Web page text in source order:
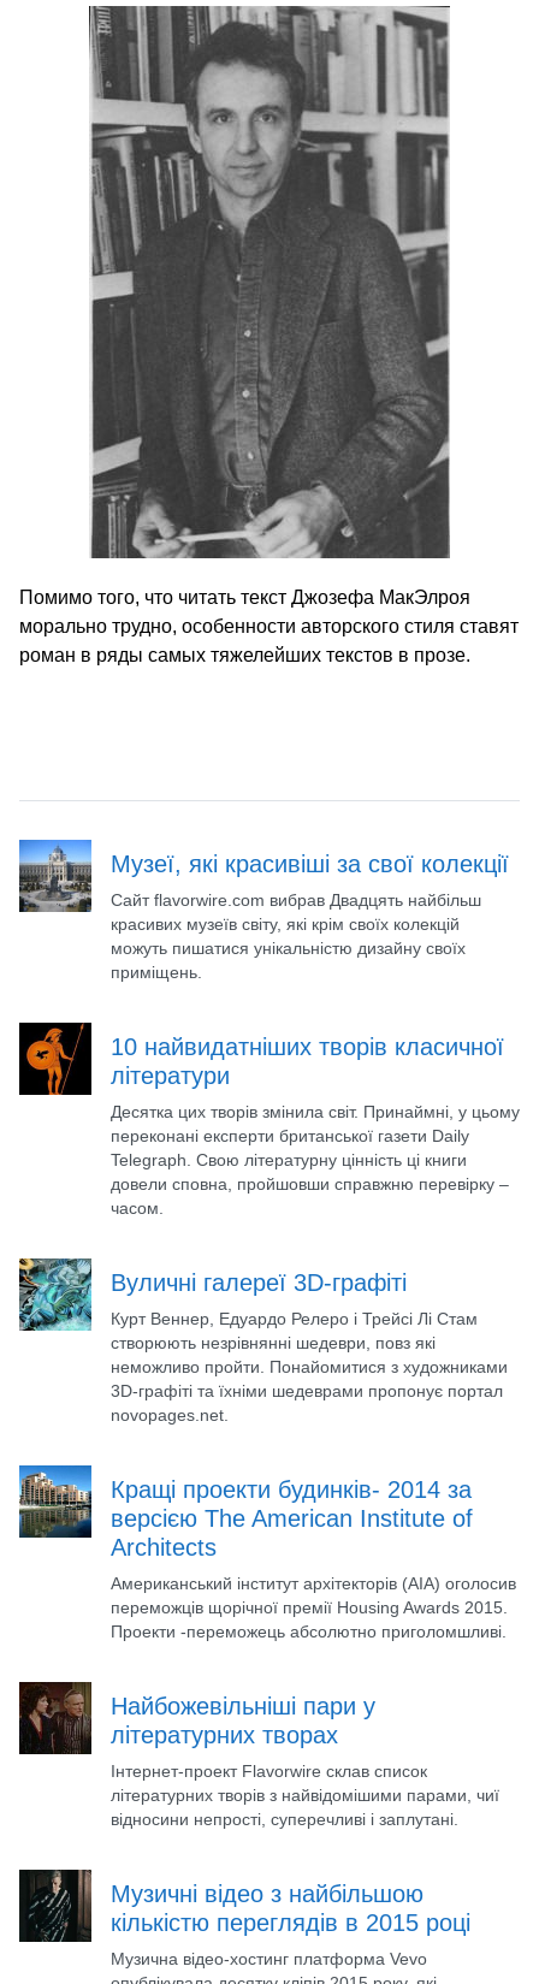
Помимо того, что читать текст Джозефа МакЭлроя
морально трудно, особенности авторского стиля ставят
роман в ряды самых тяжелейших текстов в прозе.
Музеї, які красивіші за свої колекції
Сайт flavorwire.com вибрав Двадцять найбільш
красивих музеїв світу, які крім своїх колекцій
можуть пишатися унікальністю дизайну своїх
приміщень.
10 найвидатніших творів класичної
літератури
Десятка цих творів змінила світ. Принаймні, у цьому
переконані експерти британської газети Daily
Telegraph. Свою літературну цінність ці книги
довели сповна, пройшовши справжню перевірку –
часом.
Вуличні галереї 3D-графіті
Курт Веннер, Едуардо Релеро і Трейсі Лі Стам
створюють незрівнянні шедеври, повз які
неможливо пройти. Понайомитися з художниками
3D-графіті та їхніми шедеврами пропонує портал
novopages.net.
Кращі проекти будинків- 2014 за
версією The American Institute of
Architects
Американський інститут архітекторів (AIA) оголосив
переможців щорічної премії Housing Awards 2015.
Проекти -переможець абсолютно приголомшливі.
Найбожевільніші пари у
літературних творах
Інтернет-проект Flavorwire склав список
літературних творів з найвідомішими парами, чиї
відносини непрості, суперечливі і заплутані.
Музичні відео з найбільшою
кількістю переглядів в 2015 році
Музична відео-хостинг платформа Vevo